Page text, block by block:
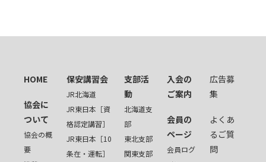
HOME
協会に
ついて
協会の概
要
保安講習会
JR北海道
JR東日本［資
格認定講習］
JR東日本［10
条在・運転］
支部活
動
北海道支
部
東北支部
関東支部
入会の
ご案内
会員の
ページ
会員ログ
広告募
集
よくあ
るご質
問